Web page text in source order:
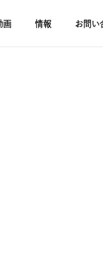
画 情報 お問い